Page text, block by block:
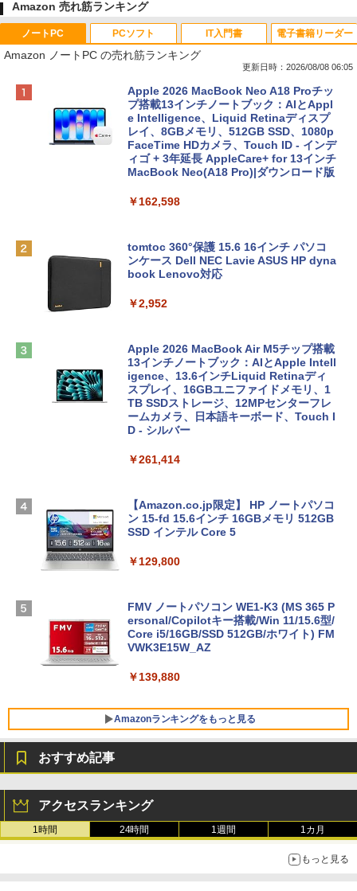
Amazon 売れ筋ランキング
ノートPC
Amazon ノートPC の売れ筋ランキング
更新日時：2026/08/08 06:05
Apple 2026 MacBook Neo A18 Proチッ
プ搭載13インチノートブック：AIとAppl
e Intelligence、Liquid Retinaディスプ
レイ、8GBメモリ、512GB SSD、1080p
FaceTime HDカメラ、Touch ID - インデ
ィゴ + 3年延長 AppleCare+ for 13インチ
MacBook Neo(A18 Pro)|ダウンロード版
￥162,598
tomtoc 360°保護 15.6 16インチ パソコ
ンケース Dell NEC Lavie ASUS HP dyna
book Lenovo対応
￥2,952
Apple 2026 MacBook Air M5チップ搭載
13インチノートブック：AIとApple Intell
igence、13.6インチLiquid Retinaディ
スプレイ、16GBユニファイドメモリ、1
TB SSDストレージ、12MPセンターフレ
ームカメラ、日本語キーボード、Touch I
D - シルバー
￥261,414
【Amazon.co.jp限定】 HP ノートパソコ
ン 15-fd 15.6インチ 16GBメモリ 512GB
SSD インテル Core 5
￥129,800
FMV ノートパソコン WE1-K3 (MS 365 P
ersonal/Copilotキー搭載/Win 11/15.6型/
Core i5/16GB/SSD 512GB/ホワイト) FM
VWK3E15W_AZ
￥139,880
Amazonランキングをもっと見る
PCソフト
定バーチャルアイテムを含む】 【オンラ
インゲームコード】 ロブロックス | オン
ラインコード版
IT入門書
￥1,766
電子書籍リーダー
ンチディスプレイ、色調調節ライト、12
週間持続バッテリー、広告なし、ブラッ
ク
おすすめ記事
アクセスランキング
1時間 24時間 1週間 1カ月
もっと見る